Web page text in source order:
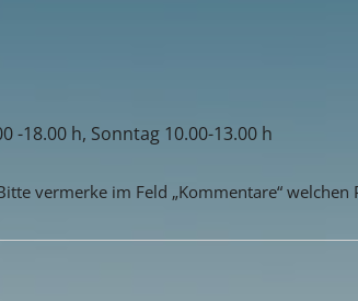
-18.00 h, Sonntag 10.00-13.00 h
vermerke im Feld „Kommentare“ welchen